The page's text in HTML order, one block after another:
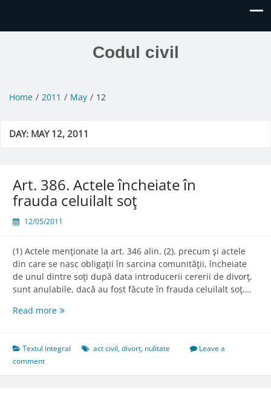
Codul civil
Home 2011 May 12
DAY: MAY 12, 2011
Art. 386. Actele încheiate în
frauda celuilalt soţ
12/05/2011
(1) Actele menţionate la art. 346 alin. (2), precum şi actele
din care se nasc obligaţii în sarcina comunităţii, încheiate
de unul dintre soţi după data introducerii cererii de divorţ,
sunt anulabile, dacă au fost făcute în frauda celuilalt soţ….
Read moreArt.
încheiate
frauda
Textul integral act civil,divorț, nulitate
Leave a
comment